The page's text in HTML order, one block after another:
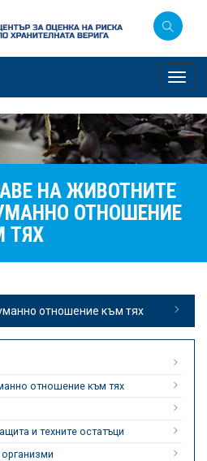
НА ЖИВОТНИТЕ
ОТНОШЕНИЕ
ТЯХ
отношение към тях
отношение към тях
и техните остатъци